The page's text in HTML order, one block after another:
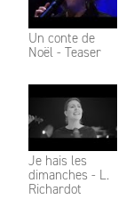
Un conte de
Noël - Teaser
Je hais les
dimanches - L.
Richardot